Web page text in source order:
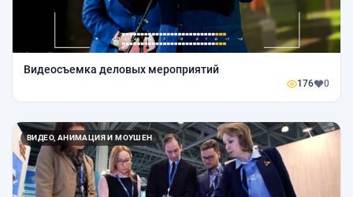
Видеосъемка деловых мероприятий
176 0
ВИДЕО, АНИМАЦИЯ И МОУШЕН